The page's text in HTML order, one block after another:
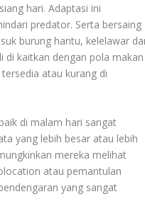
hari. Adaptasi ini
predator. Serta bersaing
burung hantu, kelelawar
di kaitkan dengan pola makan
atau kurang di
di malam hari sangat
yang lebih besar atau lebih
mereka melihat
atau pemantulan
yang sangat